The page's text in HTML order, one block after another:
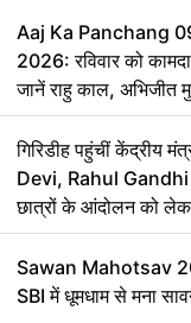
Aaj Ka Panchang
2026: रविवार को
जानें राहु काल, अभिजीत
गिरिडीह पहुंचीं केंद्रीय
Devi, Rahul Gandhi
छात्रों के आंदोलन को
Sawan Mahotsav
SBI में धूमधाम से मना